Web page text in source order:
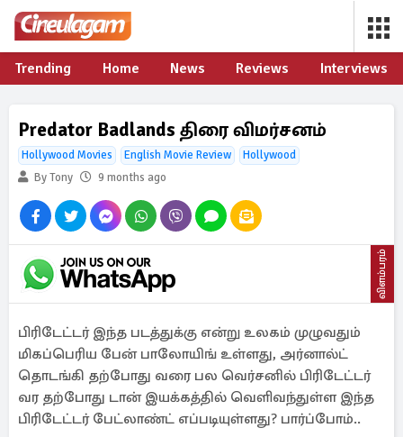
Trending Home News Reviews Interviews
Predator Badlands திரை விமர்சனம்
Hollywood Movies English Movie Review
Hollywood
By Tony
9 months ago
விளம்பரம்
பிரிடேட்டர் இந்த படத்துக்கு என்று உலகம் முழுவதும்
மிகப்பெரிய பேன் பாலோயிங் உள்ளது, அர்னால்ட்
தொடங்கி தற்போது வரை பல வெர்சனில் பிரிடேட்டர்
வர தற்போது டான் இயக்கத்தில் வெளிவந்துள்ள இந்த
பிரிடேட்டர் பேட்லாண்ட் எப்படியுள்ளது? பார்ப்போம்..